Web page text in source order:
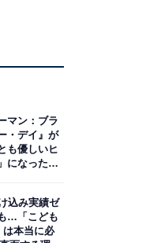
マン：ブラ
・デイ』が
も優しいヒ
になった理
込み実績ゼ
…「こども
は本当に必